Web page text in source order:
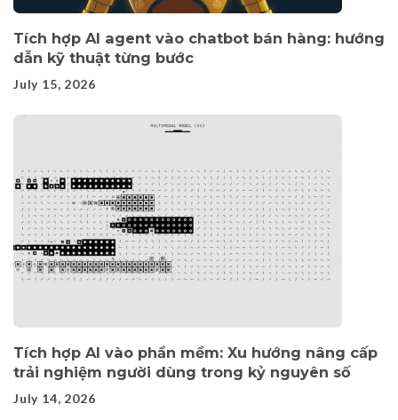
Tích hợp AI agent vào chatbot bán hàng: hướng
dẫn kỹ thuật từng bước
July 15, 2026
Tích hợp AI vào phần mềm: Xu hướng nâng cấp
trải nghiệm người dùng trong kỷ nguyên số
July 14, 2026